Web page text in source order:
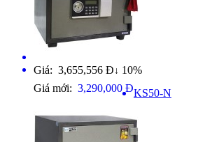
Giá: 3,655,556 Đ ↓ 10%
Giá mới: 3,290,000 ĐKS50-N